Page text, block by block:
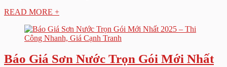
READ MORE +
Báo Giá Sơn Nước Trọn Gói Mới Nhất